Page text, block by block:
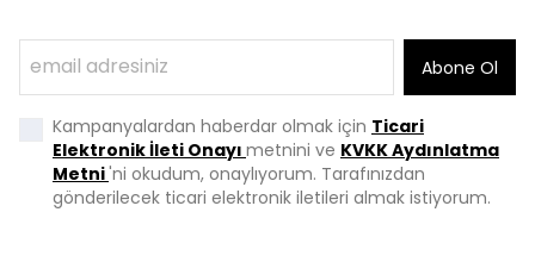
Abone Ol
Kampanyalardan haberdar olmak için Ticari
Elektronik İleti Onayı metnini ve KVKK Aydınlatma
Metni'ni okudum, onaylıyorum. Tarafınızdan
gönderilecek ticari elektronik iletileri almak istiyorum.